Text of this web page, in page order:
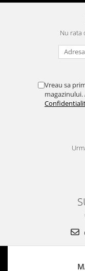
Nu rata
Vreau sa